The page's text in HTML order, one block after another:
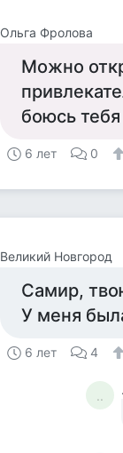
Ольга Фролова
Можно
боюсь
6 лет 0
Великий Новгород
Самир,
У меня
6 лет 4
..